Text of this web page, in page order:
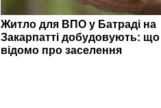
Житло для ВПО у Батраді на
Закарпатті добудовують: що
відомо про заселення